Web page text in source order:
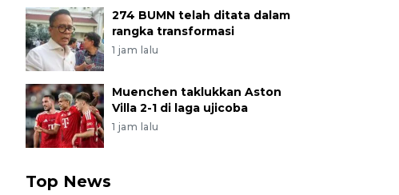
274 BUMN telah ditata dalam
rangka transformasi
1 jam lalu
Muenchen taklukkan Aston
Villa 2-1 di laga ujicoba
1 jam lalu
Top News